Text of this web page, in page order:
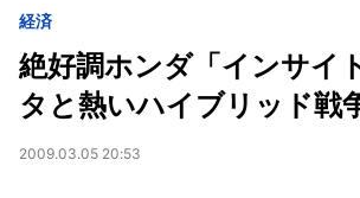
経済
絶好調ホンダ「インサ
タと熱いハイブリッド戦
2009.03.05 20:53